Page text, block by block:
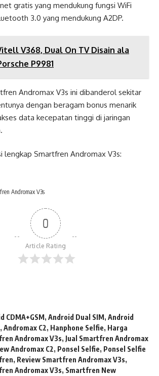
gratis yang mendukung fungsi WiFi
3.0 yang mendukung A2DP.
V368, Dual On TV Disain ala
P9981
Andromax V3s ini dibanderol sekitar
dengan beragam bonus menarik
data kecepatan tinggi di jaringan
lengkap Smartfren Andromax V3s:
Andromax V3s
0
Article Rating
CDMA+GSM, Android Dual SIM, Android
, Andromax C2, Hanphone Selfie, Harga
Andromax V3s, Jual Smartfren Andromax
Andromax C2, Ponsel Selfie, Ponsel Selfie
, Review Smartfren Andromax V3s,
Andromax V3s, Smartfren New